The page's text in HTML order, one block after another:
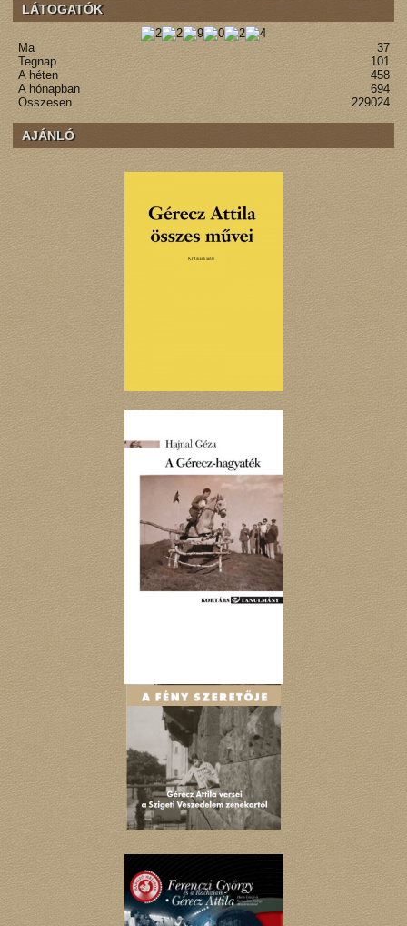
LÁTOGATÓK
Ma
37
Tegnap
101
A héten
458
A hónapban
694
Összesen
229024
AJÁNLÓ